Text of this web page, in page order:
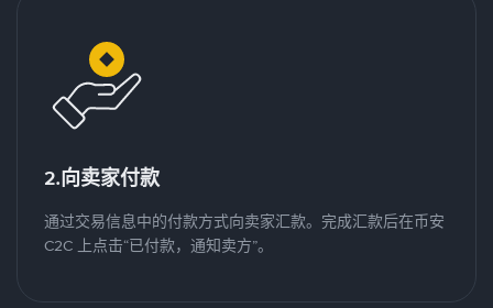
2.向卖家付款
通过交易信息中的付款方式向卖家汇款。完成汇款后在币安
C2C 上点击“已付款，通知卖方”。